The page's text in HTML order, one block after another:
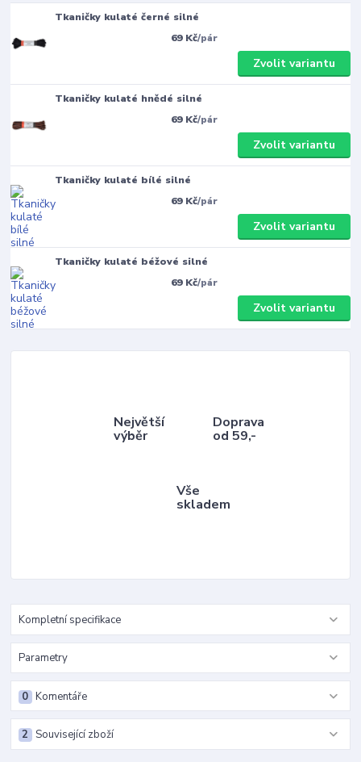
Tkaničky kulaté černé silné
69 Kč/pár
Zvolit variantu
Tkaničky kulaté hnědé silné
69 Kč/pár
Zvolit variantu
Tkaničky kulaté bílé silné
69 Kč/pár
Zvolit variantu
Tkaničky kulaté béžové silné
69 Kč/pár
Zvolit variantu
Největší
výběr
Doprava
od 59,-
Vše
skladem
Kompletní specifikace
Parametry
Komentáře
0
Související zboží
2